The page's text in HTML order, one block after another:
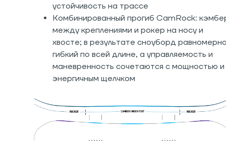
устойчивость на трассе
Комбинированный прогиб CamRock:
между креплениями и рокер на носу и
хвосте; в результате сноуборд
гибкий по всей длине, а управляемость и
маневренность сочетаются с мощностью и
энергичным щелчком